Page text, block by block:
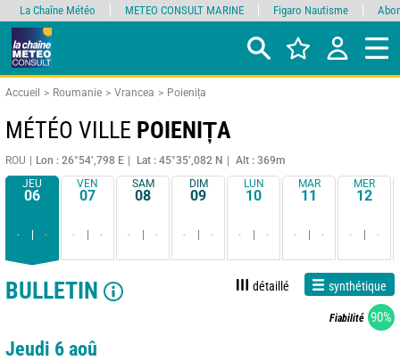
Accueil Roumanie Vrancea Poienița
MÉTÉO VILLE POIENIȚA
ROU Lon : 26°54’,798 E Lat : 45°35’,082 N
Alt : 369m
JEU
06
- -
VEN
07
- -
SAM
08
- -
DIM
09
- -
LUN
10
- -
MAR
11
- -
MER
12
- -
BULLETIN détaillé synthétique
Fiabilité 90%
Jeudi 6 aoû
La Chaîne Météo METEO CONSULT MARINE Figaro Nautisme